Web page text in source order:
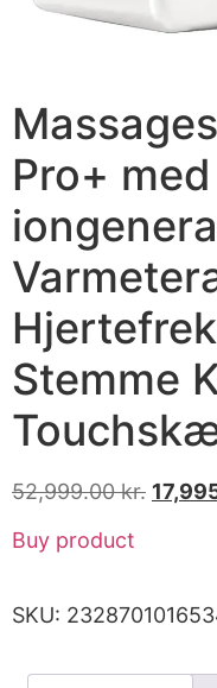
Pro+
Stemme
52,999.00kr.
Buy product
SKU: